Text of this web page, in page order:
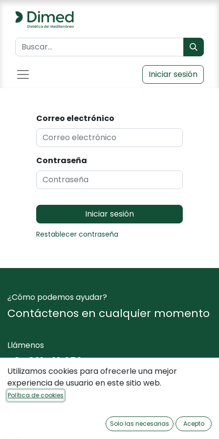
Iniciar sesión
Correo electrónico
Contraseña
Iniciar sesión
Restablecer contraseña
¿Cómo podemos ayudar?
Contáctenos en cualquier momento
Llámenos
+34 961 412 050
Envíenos un mensaje
Utilizamos cookies para ofrecerle una mejor
experiencia de usuario en este sitio web.
Política de cookies
Solo las necesarias Acepto